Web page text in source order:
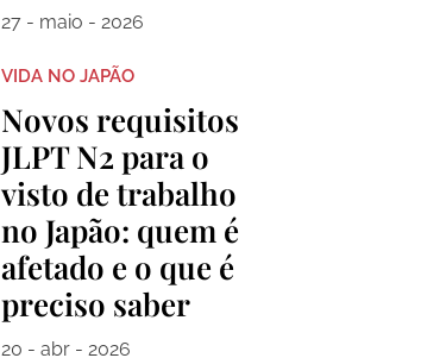
27 - maio - 2026
VIDA NO JAPÃO
Novos requisitos
JLPT N2 para o
visto de trabalho
no Japão: quem é
afetado e o que é
preciso saber
20 - abr - 2026